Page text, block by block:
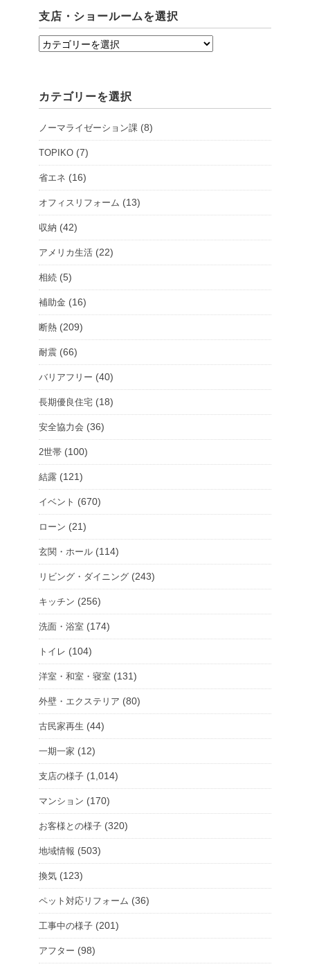
支店・ショールームを選択
支
ョ
ル
ー
を
選
択
カテゴリーを選択
ノーマライゼーション課 (8)
TOPIKO (7)
省エネ (16)
オフィスリフォーム (13)
収納 (42)
アメリカ生活 (22)
相続 (5)
補助金 (16)
断熱 (209)
耐震 (66)
バリアフリー (40)
長期優良住宅 (18)
安全協力会 (36)
2世帯 (100)
結露 (121)
イベント (670)
ローン (21)
玄関・ホール (114)
リビング・ダイニング (243)
キッチン (256)
洗面・浴室 (174)
トイレ (104)
洋室・和室・寝室 (131)
外壁・エクステリア (80)
古民家再生 (44)
一期一家 (12)
支店の様子 (1,014)
マンション (170)
お客様との様子 (320)
地域情報 (503)
換気 (123)
ペット対応リフォーム (36)
工事中の様子 (201)
アフター (98)